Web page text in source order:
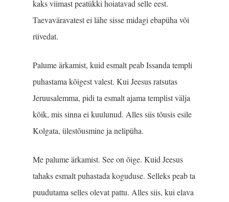
kaks viimast peatükki hoiatavad selle eest.
Taevaväravatest ei lähe sisse midagi ebapüha või
rüvedat.
Palume ärkamist, kuid esmalt peab Issanda templi
puhastama kõigest valest. Kui Jeesus ratsutas
Jeruusalemma, pidi ta esmalt ajama templist välja
kõik, mis sinna ei kuulunud. Alles siis tõusis esile
Kolgata, ülestõusmine ja nelipüha.
Me palume ärkamist. See on õige. Kuid Jeesus
tahaks esmalt puhastada koguduse. Selleks peab ta
puudutama selles olevat pattu. Alles siis, kui elava